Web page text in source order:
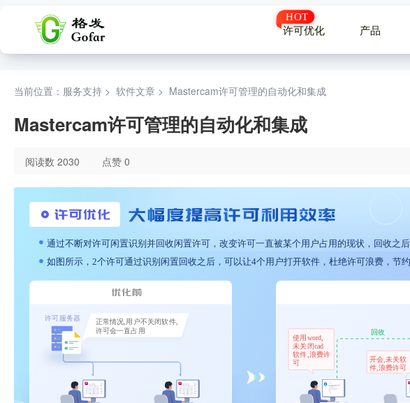
许可优化 产品
当前位置：服务支持 > 软件文章 > Mastercam许可管理的自动化和集成
Mastercam许可管理的自动化和集成
阅读数 2030 点赞 0